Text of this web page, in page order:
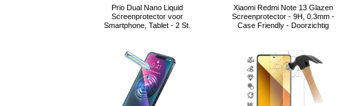
Prio Dual Nano Liquid
Screenprotector voor
Smartphone, Tablet - 2 St.
Xiaomi Redmi Note 13 Glazen
Screenprotector - 9H, 0.3mm -
Case Friendly - Doorzichtig